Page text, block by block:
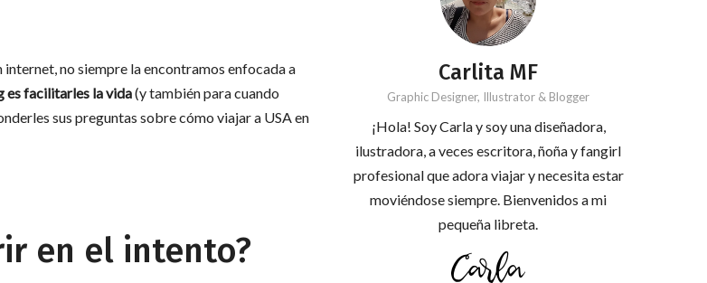
no siempre la encontramos enfocada a
es facilitarles la vida(y también para cuando
sus preguntas sobre cómo viajar a USA en
en el intento?
Carlita MF
Graphic Designer, Illustrator & Blogger
¡Hola! Soy Carla y soy una diseñadora,
ilustradora, a veces escritora, ñoña y fangirl
profesional que adora viajar y necesita estar
moviéndose siempre. Bienvenidos a mi
pequeña libreta.